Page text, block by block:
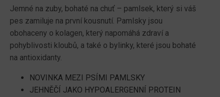
Jemné na zuby, bohaté na chuť – pamlsek, který si váš
pes zamiluje na první kousnutí. Pamlsky jsou
obohaceny o kolagen, který napomáhá zdraví a
pohyblivosti kloubů, a také o bylinky, které jsou bohaté
na antioxidanty.
NOVINKA MEZI PSÍMI PAMLSKY
JEHNĚČÍ JAKO HYPOALERGENNÍ PROTEIN